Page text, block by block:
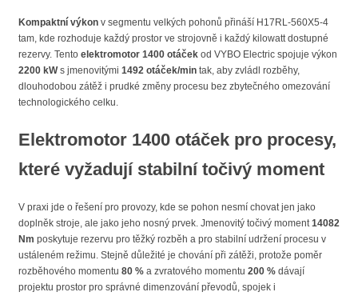
Kompaktní výkon v segmentu velkých pohonů přináší H17RL-560X5-4
tam, kde rozhoduje každý prostor ve strojovně i každý kilowatt dostupné
rezervy. Tento elektromotor 1400 otáček od VYBO Electric spojuje výkon
2200 kWs jmenovitými 1492 otáček/min tak, aby zvládl rozběhy,
dlouhodobou zátěž i prudké změny procesu bez zbytečného omezování
technologického celku.
Elektromotor 1400 otáček pro procesy,
které vyžadují stabilní točivý moment
V praxi jde o řešení pro provozy, kde se pohon nesmí chovat jen jako
doplněk stroje, ale jako jeho nosný prvek. Jmenovitý točivý moment 14082
Nm poskytuje rezervu pro těžký rozběh a pro stabilní udržení procesu v
ustáleném režimu. Stejně důležité je chování při zátěži, protože poměr
rozběhového momentu 80 % a zvratového momentu 200 % dávají
projektu prostor pro správné dimenzování převodů, spojek i